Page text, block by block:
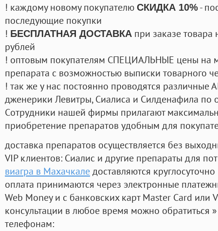
! каждому новому покупателю СКИДКА 10%-
последующие покупки
! БЕСПЛАТНАЯ ДОСТАВКА при заказе
рублей
! оптовым покупателям СПЕЦИАЛЬНЫЕ цены на
препарата с возможностью выписки товарного
! так же у нас постоянно проводятся
дженерики Левитры, Сиалиса и Силденафила по
Cотрудники нашей фирмы прилагают
приобретение препаратов удобным для
доставка препаратов осуществляется без
VIP клиентов: Сиалис и другие препараты для
виагра в Махачкаледоставляются круглосуточно
оплата принимаются через электронные
Web Money и с банковских карт Master Card или
консультации в любое время можно обратиться
телефонам: